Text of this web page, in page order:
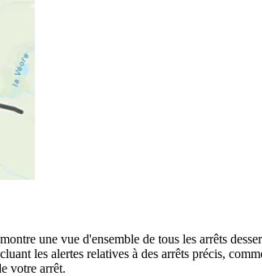
une vue d'ensemble de tous les arrêts
les alertes relatives à des arrêts précis,
votre arrêt.